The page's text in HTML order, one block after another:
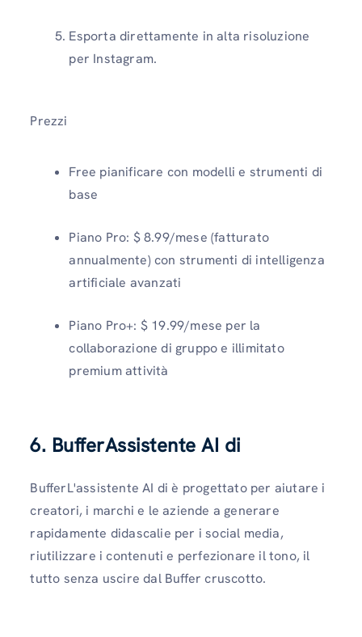
Esporta direttamente in alta risoluzione
per Instagram.
Prezzi
Free pianificare con modelli e strumenti di
base
Piano Pro: $ 8.99/mese (fatturato
annualmente) con strumenti di intelligenza
artificiale avanzati
Piano Pro+: $ 19.99/mese per la
collaborazione di gruppo e illimitato
premium attività
6. BufferAssistente AI di
BufferL'assistente AI di è progettato per aiutare i
creatori, i marchi e le aziende a generare
rapidamente didascalie per i social media,
riutilizzare i contenuti e perfezionare il tono, il
tutto senza uscire dal Buffer cruscotto.